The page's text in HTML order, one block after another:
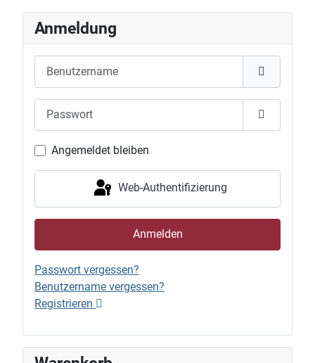
Anmeldung
Passwort
Angemeldet bleiben
Web-Authentifizierung
Anmelden
Passwort vergessen?
Benutzername vergessen?
Registrieren